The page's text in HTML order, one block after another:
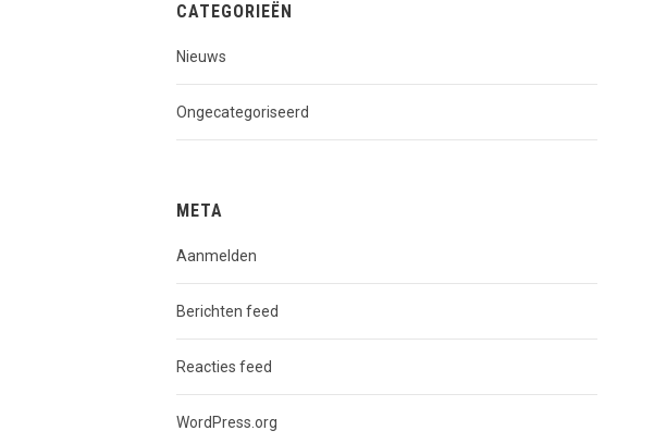
CATEGORIEËN
Nieuws
Ongecategoriseerd
META
Aanmelden
Berichten feed
Reacties feed
WordPress.org